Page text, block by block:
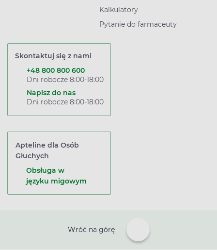
Kalkulatory
Pytanie do farmaceuty
Skontaktuj się z nami
+48 800 800 600
Dni robocze 8:00-18:00
Napisz do nas
Dni robocze 8:00-18:00
Apteline dla Osób
Głuchych
Obsługa w
języku migowym
Wróć na górę